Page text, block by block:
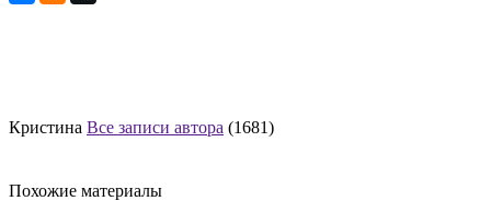
Кристина Все записи автора (1681)
Похожие материалы